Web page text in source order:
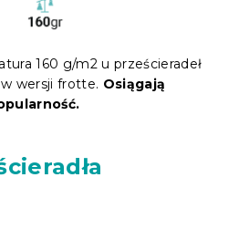
160 g/m2 u prześcieradeł
wersji frotte. Osiągają